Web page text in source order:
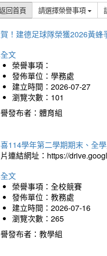
回首頁 請選擇榮譽事項
！建德足球隊榮獲2026黃
文
榮譽事項：
發佈單位：學務處
建立時間：2026-07-27
瀏覽次數：101
發布者：體育組
114學年第二學期期末、全
連結網址：https://
文
榮譽事項：全校競賽
發佈單位：教務處
建立時間：2026-07-16
瀏覽次數：265
發布者：教學組